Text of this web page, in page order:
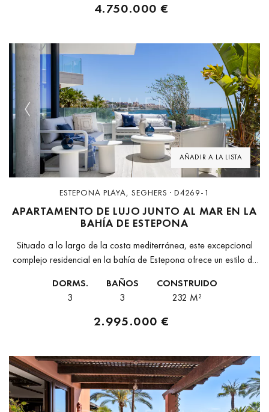
4.750.000 €
AÑADIR A LA LISTA
Previous Next
ESTEPONA PLAYA, SEGHERS · D4269-1
APARTAMENTO DE LUJO JUNTO AL MAR EN LA
BAHÍA DE ESTEPONA
Situado a lo largo de la costa mediterránea, este excepcional
complejo residencial en la bahía de Estepona ofrece un estilo de
perfectamente...
DORMS.
3
BAÑOS
3
CONSTRUIDO
232 M²
2.995.000 €